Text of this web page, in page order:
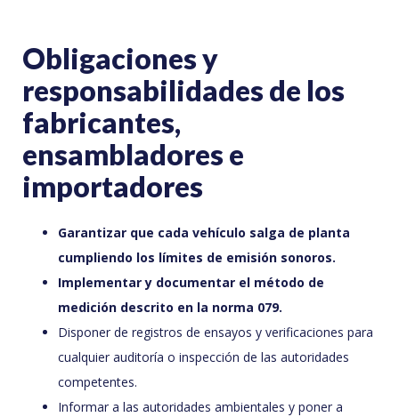
Obligaciones y
responsabilidades de los
fabricantes,
ensambladores e
importadores
Garantizar que cada vehículo salga de planta
cumpliendo los límites de emisión sonoros.
Implementar y documentar el método de
medición descrito en la norma 079.
Disponer de registros de ensayos y verificaciones para
cualquier auditoría o inspección de las autoridades
competentes.
Informar a las autoridades ambientales y poner a